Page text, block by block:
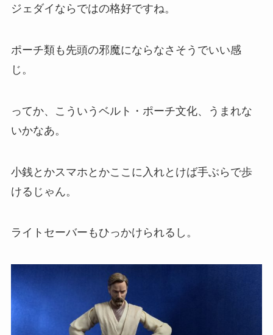
ジェダイならではの格好ですね。
ポーチ類も先頭の邪魔にならなさそうでいい感
じ。
ってか、こういうベルト・ポーチ文化、うまれな
いかなあ。
小銭とかスマホとかここに入れとけば手ぶらで歩
けるじゃん。
ライトセーバーもひっかけられるし。